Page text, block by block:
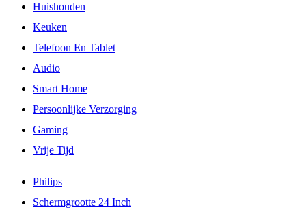
Huishouden
Keuken
Telefoon En Tablet
Audio
Smart Home
Persoonlijke Verzorging
Gaming
Vrije Tijd
Philips
Schermgrootte 24 Inch